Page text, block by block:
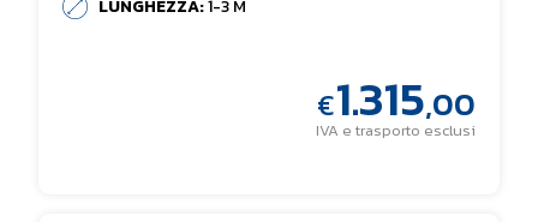
LUNGHEZZA:1-3 M
€1.315,00
IVA e trasporto esclusi